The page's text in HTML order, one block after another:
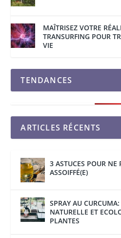
MAÎTRISEZ VOTRE
TRANSURFING POUR
VIE
TENDANCES
ARTICLES RÉCENTS
3 ASTUCES POUR NE
ASSOIFFÉ(E)
SPRAY AU
NATURELLE ET
PLANTES